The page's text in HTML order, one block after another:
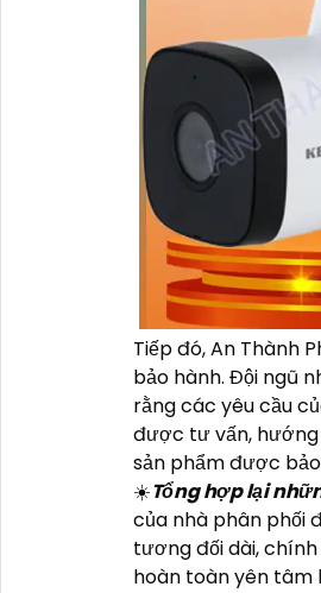
Tiếp đó, An Thành
bảo hành. Đội ngũ
rằng các yêu cầu
được tư vấn, hướng
sản phẩm được
☀️Tổng hợp lại
của nhà phân phối
tương đối dài,
hoàn toàn yên tâm